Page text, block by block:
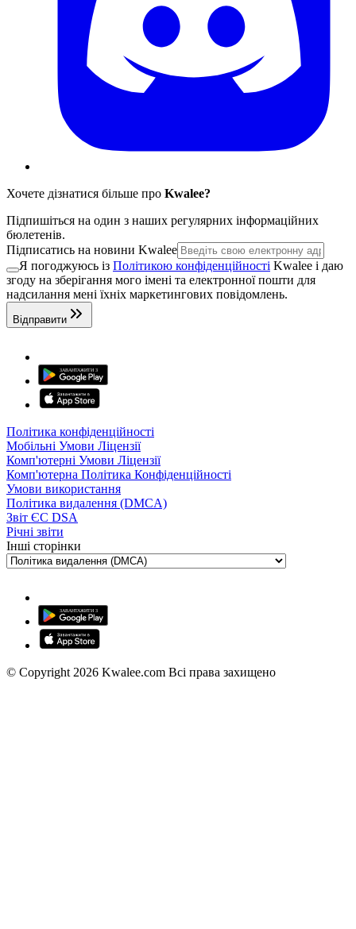
Хочете дізнатися більше про Kwalee?
Підпишіться на один з наших регулярних інформаційних
бюлетенів.
Підписатись на новини Kwalee
Я погоджуюсь із Політикою конфіденційності Kwalee і даю
згоду на зберігання мого імені та електронної пошти для
надсилання мені їхніх маркетингових повідомлень.
Відправити
Політика конфіденційності
Мобільні Умови Ліцензії
Комп'ютерні Умови Ліцензії
Комп'ютерна Політика Конфіденційності
Умови використання
Політика видалення (DMCA)
Звіт ЄС DSA
Річні звіти
Інші сторінки
© Copyright 2026 Kwalee.com Всі права захищено